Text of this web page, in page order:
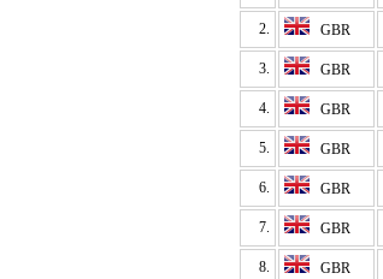
2. GBR
3. GBR
4. GBR
5. GBR
6. GBR
7. GBR
8. GBR